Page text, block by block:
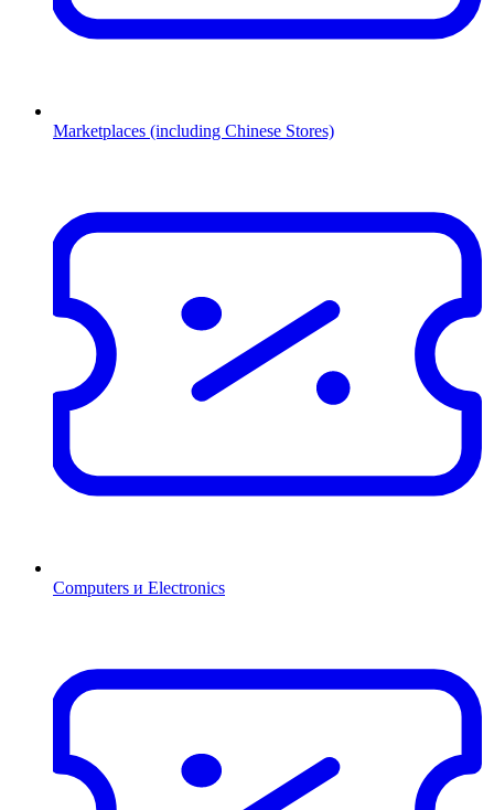
Marketplaces (including Chinese Stores)
Computers и Electronics